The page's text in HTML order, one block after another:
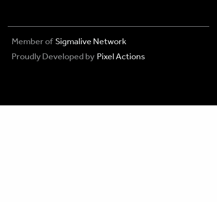
Member of Sigmalive Network
Proudly Developed by Pixel Actions